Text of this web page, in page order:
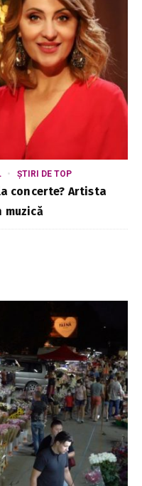
ȘTIRI DE TOP
concerte? Artista
muzică